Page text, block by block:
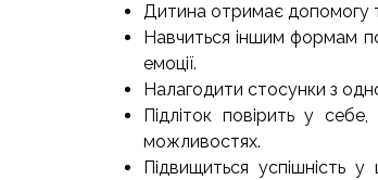
Дитина отримає допомогу
Навчиться іншим формам
емоції.
Налагодити стосунки з
Підліток повірить у
можливостях.
Підвищиться успішність